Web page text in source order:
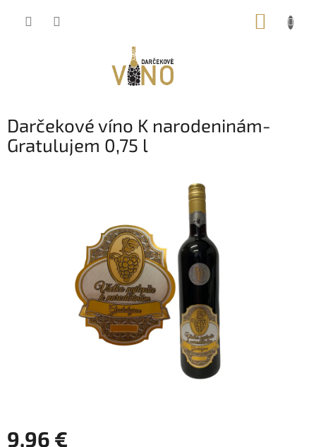
Darčekové víno K narodeninám-
Gratulujem 0,75 l
9,96 €